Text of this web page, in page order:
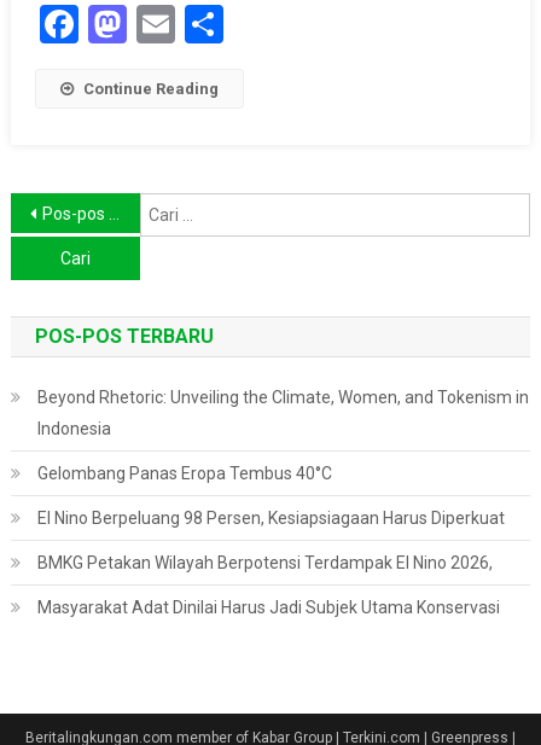
Facebook
Mastodon
EmailShare
Continue Reading
Navigasi
pos
Pos-pos lama
POS-POS TERBARU
Beyond Rhetoric: Unveiling the Climate, Women, and Tokenism in
Indonesia
Gelombang Panas Eropa Tembus 40°C
El Nino Berpeluang 98 Persen, Kesiapsiagaan Harus Diperkuat
BMKG Petakan Wilayah Berpotensi Terdampak El Nino 2026,
Masyarakat Adat Dinilai Harus Jadi Subjek Utama Konservasi
Beritalingkungan.com member of Kabar Group | Terkini.com | Greenpress